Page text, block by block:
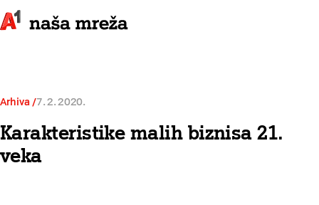
Arhiva 7. 2. 2020.
Karakteristike malih biznisa 21.
veka